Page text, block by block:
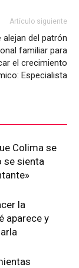
Artículo siguiente
alejan del patrón
familiar para
el crecimiento
Especialista
Colima se
se sienta
la
aparece y